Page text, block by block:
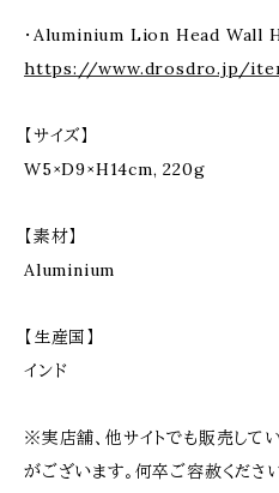
・Aluminium Lion Head Wall
https://www.drosdro.jp/
【サイズ】
W5×D9×H14cm, 220g
【素材】
Aluminium
【生産国】
インド
※実店舗、他サイトでも販売して
がございます。何卒ご容赦くださ